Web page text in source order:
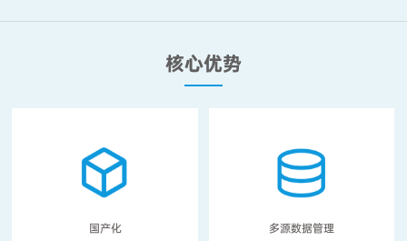
核心优势
国产化 多源数据管理